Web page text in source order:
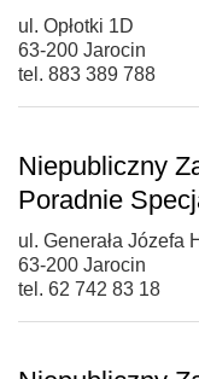
ul. Opłotki 1D
63-200 Jarocin
tel. 883 389 788
Niepubliczny
Poradnie
ul. Generała Józefa
63-200 Jarocin
tel. 62 742 83 18